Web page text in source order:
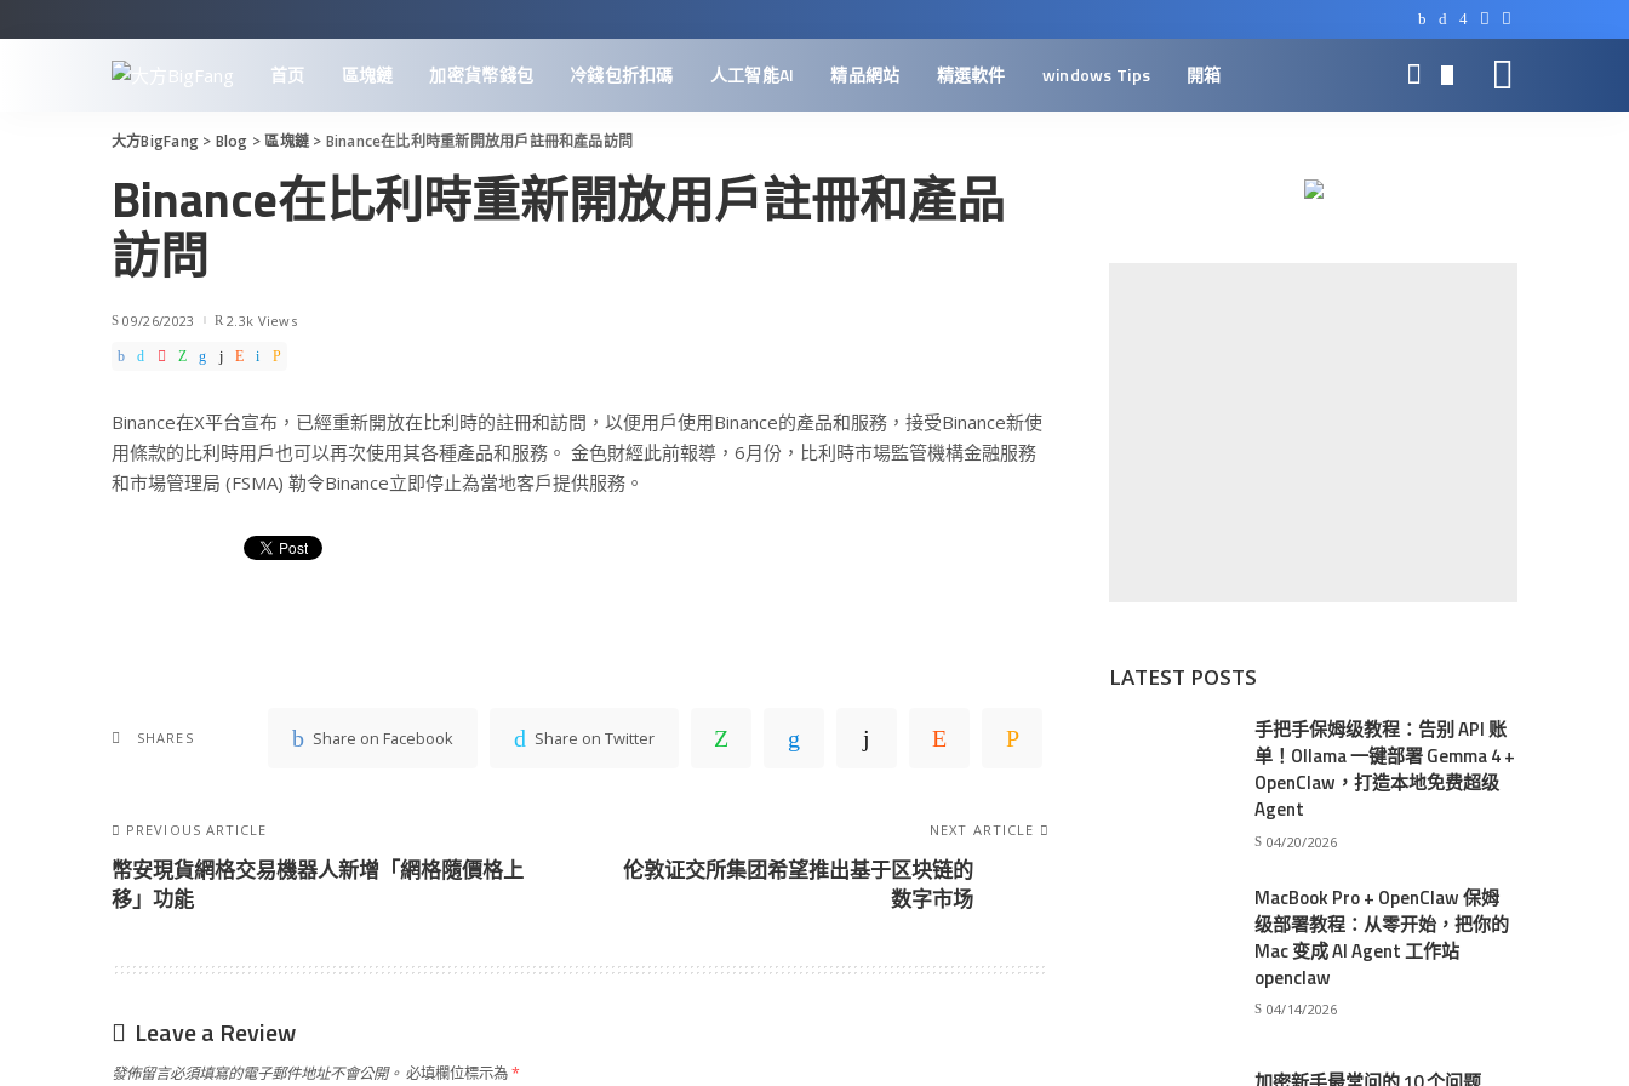
首页 區塊鏈 加密貨幣錢包 冷錢包折扣碼 人工智能AI 精品網站 精選軟件 windows Tips 開箱
大方BigFang > Blog >區塊鏈 > Binance在比利時重新開放用戶註冊和產品訪問
Binance在比利時重新開放用戶註冊和產品
訪問
09/26/2023 2.3k Views
Binance在X平台宣布，已經重新開放在比利時的註冊和訪問，以便用戶使用Binance的產品和服務，接受Binance新使
用條款的比利時用戶也可以再次使用其各種產品和服務。 金色財經此前報導，6月份，比利時市場監管機構金融服務
和市場管理局 (FSMA) 勒令Binance立即停止為當地客戶提供服務。
SHARES Share on Facebook Share on Twitter
PREVIOUS ARTICLE
幣安現貨網格交易機器人新增「網格隨價格上
移」功能
NEXT ARTICLE
伦敦证交所集团希望推出基于区块链的
数字市场
Leave a Review
發佈留言必須填寫的電子郵件地址不會公開。 必填欄位標示為*
LATEST POSTS
手把手保姆级教程：告别 API 账
单！Ollama 一键部署 Gemma 4 +
OpenClaw，打造本地免费超级
Agent
04/20/2026
MacBook Pro + OpenClaw 保姆
级部署教程：从零开始，把你的
Mac 变成 AI Agent 工作站
openclaw
04/14/2026